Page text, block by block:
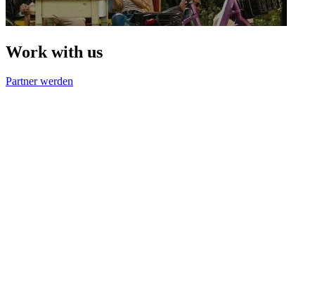
Work with us
Partner werden